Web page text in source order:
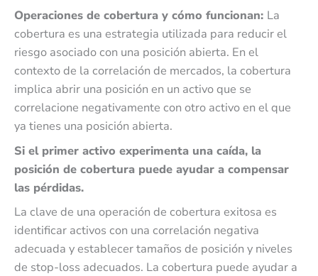
Operaciones de cobertura y cómo funcionan: La
cobertura es una estrategia utilizada para reducir el
riesgo asociado con una posición abierta. En el
contexto de la correlación de mercados, la cobertura
implica abrir una posición en un activo que se
correlacione negativamente con otro activo en el que
ya tienes una posición abierta.
Si el primer activo experimenta una caída, la
posición de cobertura puede ayudar a compensar
las pérdidas.
La clave de una operación de cobertura exitosa es
identificar activos con una correlación negativa
adecuada y establecer tamaños de posición y niveles
de stop-loss adecuados. La cobertura puede ayudar a